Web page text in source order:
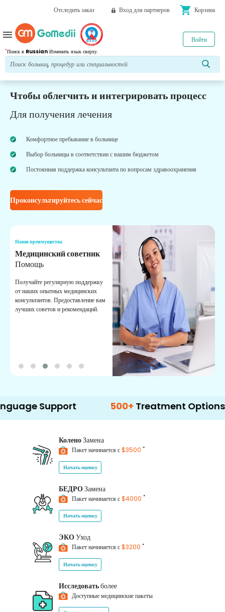
Отследить заказ Вход для партнеров shopping_cart Корзина
*Поиск в Russian Изменить язык сверху.
Войти
menu
Чтобы облегчить и интегрировать процесс
Для получения лечения
Комфортное пребывание в больнице
Выбор больницы в соответствии с вашим бюджетом
Постоянная поддержка консультанта по вопросам здравоохранения
Проконсультируйтесь сейчас
Наши преимущества
Медицинский советник
Помощь
Получайте регулярную поддержку
от наших опытных медицинских
консультантов. Предоставление вам
лучших советов и рекомендаций.
500+ Treatment Options
КоленоЗамена
Пакет начинается с$3500 *
Начать оценку
БЕДРОЗамена
Пакет начинается с$4000 *
Начать оценку
ЭКОУход
Пакет начинается с$3200 *
Начать оценку
Исследоватьболее
Доступные медицинские пакеты